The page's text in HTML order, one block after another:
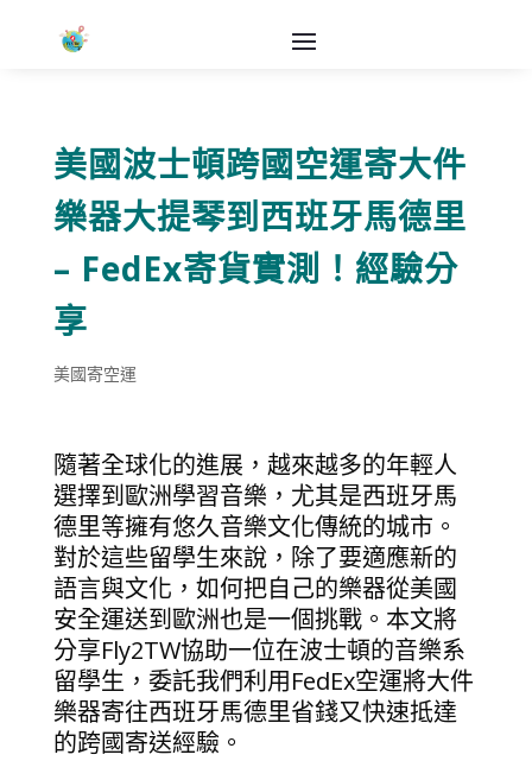
美國波士頓跨國空運寄大件
樂器大提琴到西班牙馬德里
– FedEx寄貨實測！經驗分
享
美國寄空運
隨著全球化的進展，越來越多的年輕人
選擇到歐洲學習音樂，尤其是西班牙馬
德里等擁有悠久音樂文化傳統的城市。
對於這些留學生來說，除了要適應新的
語言與文化，如何把自己的樂器從美國
安全運送到歐洲也是一個挑戰。本文將
分享Fly2TW協助一位在波士頓的音樂系
留學生，委託我們利用FedEx空運將大件
樂器寄往西班牙馬德里省錢又快速抵達
的跨國寄送經驗。